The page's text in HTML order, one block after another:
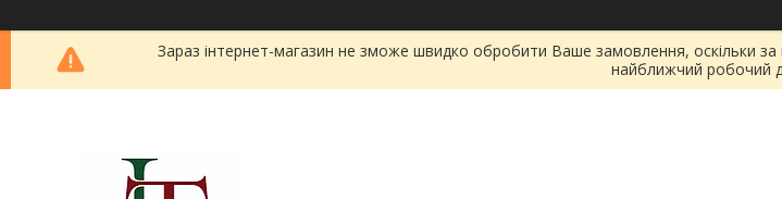
Зараз інтернет-магазин не зможе швидко обробити Ваше замовлення, оскільки
найближчий робочий